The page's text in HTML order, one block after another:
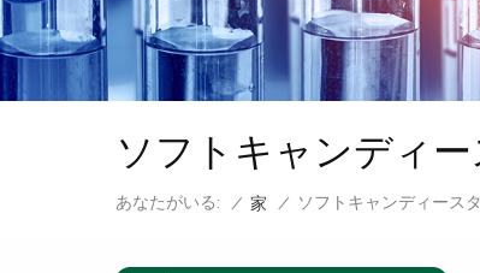
ソフトキャンディ
あなたがいる: / 家 / ソフトキャンディース